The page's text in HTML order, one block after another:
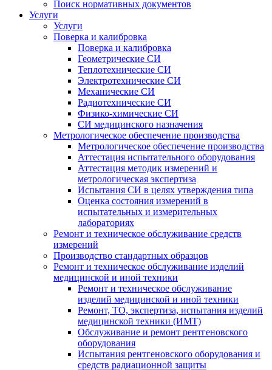
Поиск нормативных документов
Услуги
Услуги
Поверка и калибровка
Поверка и калибровка
Геометрические СИ
Теплотехнические СИ
Электротехнические СИ
Механические СИ
Радиотехнические СИ
Физико-химические СИ
СИ медицинского назначения
Метрологическое обеспечение производства
Метрологическое обеспечение производства
Аттестация испытательного оборудования
Аттестация методик измерений и
метрологическая экспертиза
Испытания СИ в целях утверждения типа
Оценка состояния измерений в
испытательных и измерительных
лабораториях
Ремонт и техническое обслуживание средств
измерений
Производство стандартных образцов
Ремонт и техническое обслуживание изделий
медицинской и иной техники
Ремонт и техническое обслуживание
изделий медицинской и иной техники
Ремонт, ТО, экспертиза, испытания изделий
медицинской техники (ИМТ)
Обслуживание и ремонт рентгеновского
оборудования
Испытания рентгеновского оборудования и
средств радиационной защиты